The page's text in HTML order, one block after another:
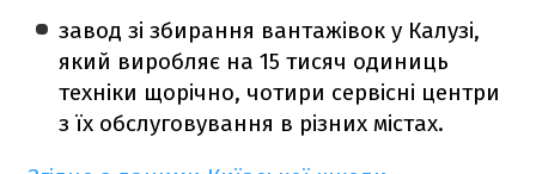
завод зі збирання вантажівок у Калузі,
який виробляє на 15 тисяч одиниць
техніки щорічно, чотири сервісні центри
з їх обслуговування в різних містах.